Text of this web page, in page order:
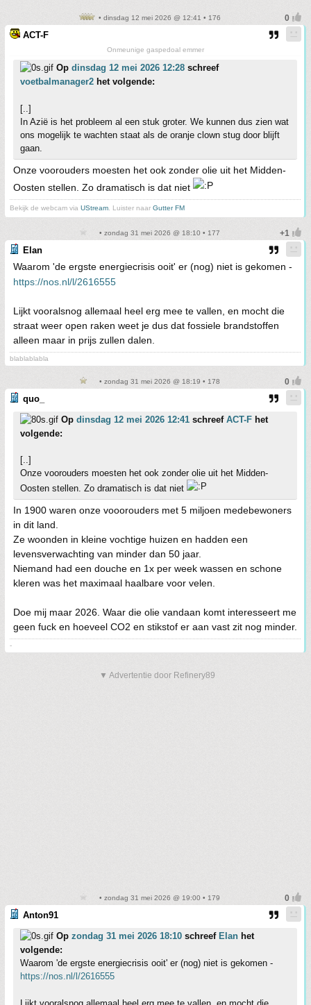
• dinsdag 12 mei 2026 @ 12:41 • 176
ACT-F
Onmeunige gaspedoal emmer
Op dinsdag 12 mei 2026 12:28 schreef
voetbalmanager2 het volgende:
[..]
In Azië is het probleem al een stuk groter. We kunnen dus zien wat
ons mogelijk te wachten staat als de oranje clown stug door blijft
gaan.
Onze voorouders moesten het ook zonder olie uit het Midden-
Oosten stellen. Zo dramatisch is dat niet
Bekijk de webcam via UStream . Luister naar Gutter FM
• zondag 31 mei 2026 @ 18:10 • 177
Elan
Waarom 'de ergste energiecrisis ooit' er (nog) niet is gekomen -
https://nos.nl/l/2616555
Lijkt vooralsnog allemaal heel erg mee te vallen, en mocht die
straat weer open raken weet je dus dat fossiele brandstoffen
alleen maar in prijs zullen dalen.
blablablabla
• zondag 31 mei 2026 @ 18:19 • 178
quo_
Op dinsdag 12 mei 2026 12:41 schreef ACT-F het
volgende:
[..]
Onze voorouders moesten het ook zonder olie uit het Midden-
Oosten stellen. Zo dramatisch is dat niet
In 1900 waren onze vooorouders met 5 miljoen medebewoners
in dit land.
Ze woonden in kleine vochtige huizen en hadden een
levensverwachting van minder dan 50 jaar.
Niemand had een douche en 1x per week wassen en schone
kleren was het maximaal haalbare voor velen.
Doe mij maar 2026. Waar die olie vandaan komt interesseert me
geen fuck en hoeveel CO2 en stikstof er aan vast zit nog minder.
-
▼ Advertentie door Refinery89
• zondag 31 mei 2026 @ 19:00 • 179
Anton91
Op zondag 31 mei 2026 18:10 schreef Elan het
volgende:
Waarom 'de ergste energiecrisis ooit' er (nog) niet is gekomen -
https://nos.nl/l/2616555